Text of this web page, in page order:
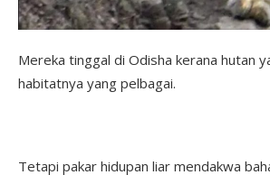
Mereka tinggal di Odisha kerana hutan
habitatnya yang pelbagai.
Tetapi pakar hidupan liar mendakwa